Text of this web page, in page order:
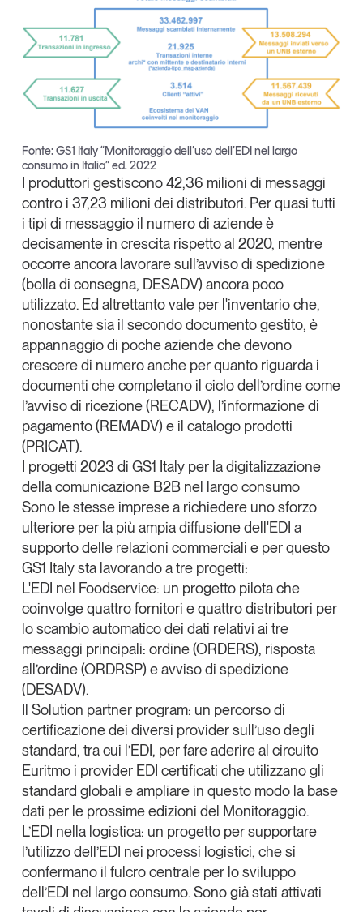
Fonte: GS1 Italy “Monitoraggio dell’uso dell’EDI nel largo
consumo in Italia” ed. 2022
I produttori gestiscono 42,36 milioni di messaggi
contro i 37,23 milioni dei distributori. Per quasi tutti
i tipi di messaggio il numero di aziende è
decisamente in crescita rispetto al 2020, mentre
occorre ancora lavorare sull’avviso di spedizione
(bolla di consegna, DESADV) ancora poco
utilizzato. Ed altrettanto vale per l'inventario che,
nonostante sia il secondo documento gestito, è
appannaggio di poche aziende che devono
crescere di numero anche per quanto riguarda i
documenti che completano il ciclo dell’ordine come
l’avviso di ricezione (RECADV), l’informazione di
pagamento (REMADV) e il catalogo prodotti
(PRICAT).
I progetti 2023 di GS1 Italy per la digitalizzazione
della comunicazione B2B nel largo consumo
Sono le stesse imprese a richiedere uno sforzo
ulteriore per la più ampia diffusione dell'EDI a
supporto delle relazioni commerciali e per questo
GS1 Italy sta lavorando a tre progetti:
L'EDI nel Foodservice: un progetto pilota che
coinvolge quattro fornitori e quattro distributori per
lo scambio automatico dei dati relativi ai tre
messaggi principali: ordine (ORDERS), risposta
all’ordine (ORDRSP) e avviso di spedizione
(DESADV).
Il Solution partner program: un percorso di
certificazione dei diversi provider sull’uso degli
standard, tra cui l’EDI, per fare aderire al circuito
Euritmo i provider EDI certificati che utilizzano gli
standard globali e ampliare in questo modo la base
dati per le prossime edizioni del Monitoraggio.
L’EDI nella logistica: un progetto per supportare
l’utilizzo dell’EDI nei processi logistici, che si
confermano il fulcro centrale per lo sviluppo
dell’EDI nel largo consumo. Sono già stati attivati